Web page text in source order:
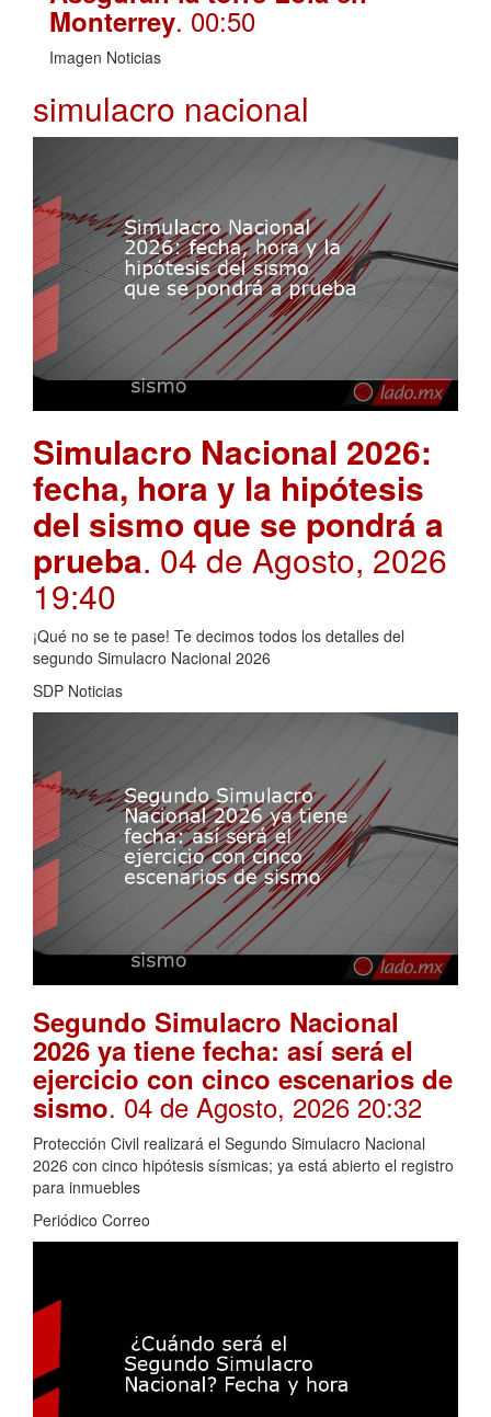
Monterrey. 00:50
Imagen Noticias
simulacro nacional
Simulacro Nacional 2026:
fecha, hora y la hipótesis
del sismo que se pondrá a
prueba. 04 de Agosto, 2026
19:40
¡Qué no se te pase! Te decimos todos los detalles del
segundo Simulacro Nacional 2026
SDP Noticias
Segundo Simulacro Nacional
2026 ya tiene fecha: así será el
ejercicio con cinco escenarios de
sismo. 04 de Agosto, 2026 20:32
Protección Civil realizará el Segundo Simulacro Nacional
2026 con cinco hipótesis sísmicas; ya está abierto el registro
para inmuebles
Periódico Correo